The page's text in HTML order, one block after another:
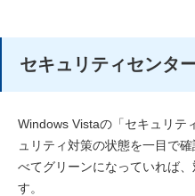
セキュリティセンタ
Windows Vistaの「セキュリテ
ュリティ対策の状態を一目で
べてグリーンになっていれば
す。